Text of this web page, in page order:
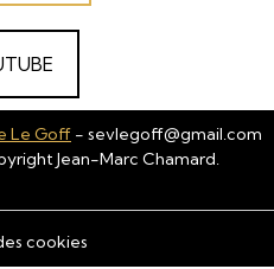
Le Goff - sevlegoff@gmail.com
Jean-Marc Chamard.
cookies